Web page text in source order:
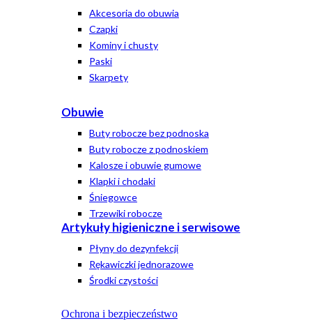
Akcesoria do obuwia
Czapki
Kominy i chusty
Paski
Skarpety
Obuwie
Buty robocze bez podnoska
Buty robocze z podnoskiem
Kalosze i obuwie gumowe
Klapki i chodaki
Śniegowce
Trzewiki robocze
Artykuły higieniczne i serwisowe
Płyny do dezynfekcji
Rękawiczki jednorazowe
Środki czystości
Ochrona i bezpieczeństwo